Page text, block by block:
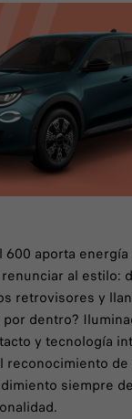
600 aporta
al estilo:
retrovisores y
por dentro?
y tecnología
reconocimiento
siempre